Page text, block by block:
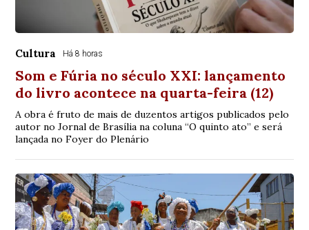
Cultura Há 8 horas
Som e Fúria no século XXI: lançamento
do livro acontece na quarta-feira (12)
A obra é fruto de mais de duzentos artigos publicados pelo
autor no Jornal de Brasília na coluna “O quinto ato” e será
lançada no Foyer do Plenário